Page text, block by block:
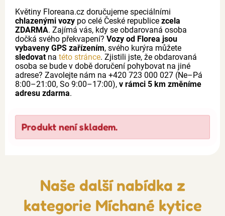
Květiny Floreana.cz doručujeme speciálními
chlazenými vozy po celé České republice zcela
ZDARMA. Zajímá vás, kdy se obdarovaná osoba
dočká svého překvapení? Vozy od Florea jsou
vybaveny GPS zařízením, svého kurýra můžete
sledovatna této stránce. Zjistili jste, že obdarovaná
osoba se bude v době doručení pohybovat na jiné
adrese? Zavolejte nám na +420 723 000 027 (Ne–Pá
8:00–21:00, So 9:00–17:00), v rámci 5 km změníme
adresu zdarma.
Produkt není skladem.
Naše další nabídka z
kategorie Míchané kytice